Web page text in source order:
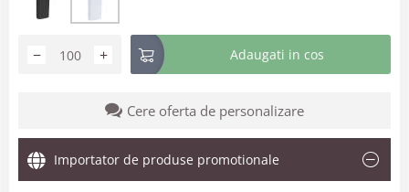
+
− Adaugati in cos
Cere oferta de personalizare
Importator de produse promotionale